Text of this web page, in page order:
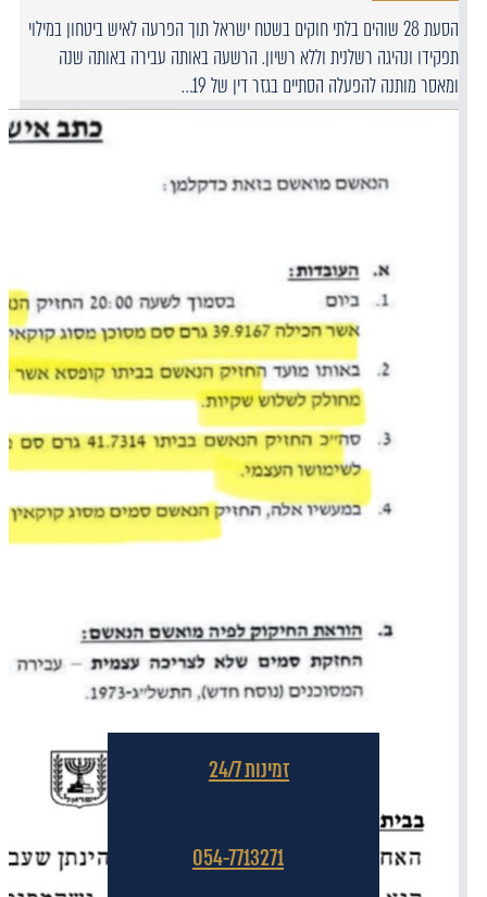
הסעת 28 שוהים בלתי חוקים בשטח ישראל תוך הפרעה לאיש ביטחון במילוי
תפקידו ונהיגה רשלנית וללא רשיון. הרשעה באותה עבירה באותה שנה
ומאסר מותנה להפעלה הסתיים בגזר דין של 19…
זמינות 24/7
054-7713271